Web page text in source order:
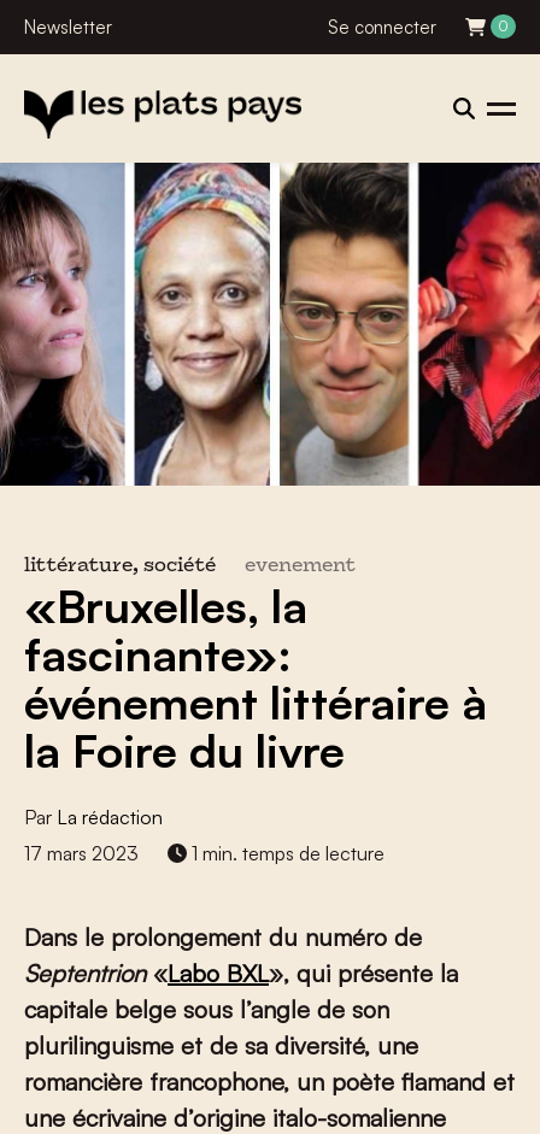
Newsletter Se connecter 0
littérature, société evenement
«Bruxelles, la
fascinante»:
événement littéraire à
la Foire du livre
Par La rédaction
17 mars 2023
1 min. temps de lecture
Dans le prolongement du numéro de
Septentrion«Labo BXL», qui présente la
capitale belge sous l’angle de son
plurilinguisme et de sa diversité, une
romancière francophone, un poète flamand et
une écrivaine d’origine italo-somalienne